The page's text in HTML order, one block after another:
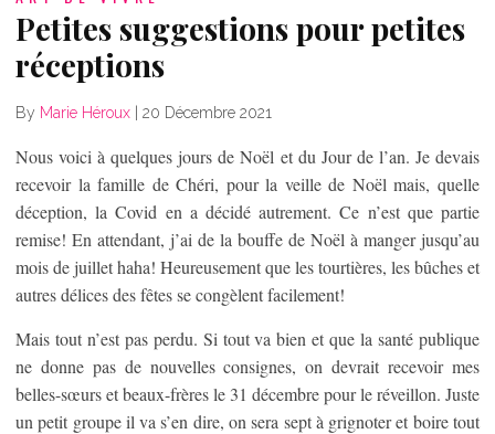
Petites suggestions pour petites
réceptions
By Marie Héroux | 20 Décembre 2021
Nous voici à quelques jours de Noël et du Jour de l’an. Je devais
recevoir la famille de Chéri, pour la veille de Noël mais, quelle
déception, la Covid en a décidé autrement. Ce n’est que partie
remise! En attendant, j’ai de la bouffe de Noël à manger jusqu’au
mois de juillet haha! Heureusement que les tourtières, les bûches et
autres délices des fêtes se congèlent facilement!
Mais tout n’est pas perdu. Si tout va bien et que la santé publique
ne donne pas de nouvelles consignes, on devrait recevoir mes
belles-sœurs et beaux-frères le 31 décembre pour le réveillon. Juste
un petit groupe il va s’en dire, on sera sept à grignoter et boire tout